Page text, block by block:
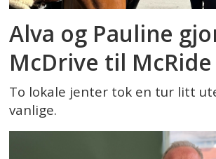
Alva og Pauline
McDrive til McRide
To lokale jenter tok en tur litt
vanlige.